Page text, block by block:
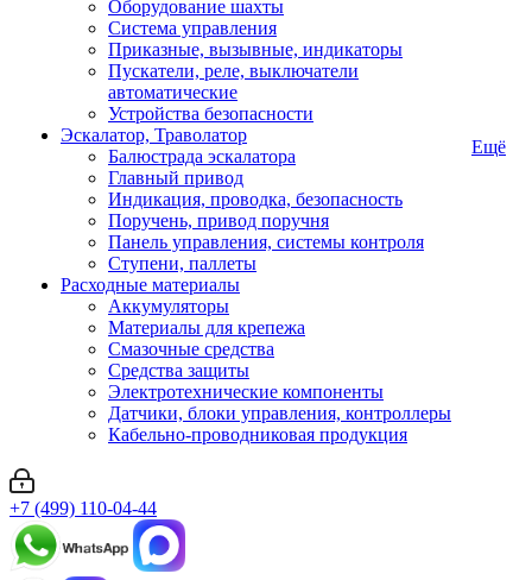
Оборудование шахты
Система управления
Приказные, вызывные, индикаторы
Пускатели, реле, выключатели
автоматические
Устройства безопасности
Эскалатор, Траволатор
Балюстрада эскалатора
Главный привод
Индикация, проводка, безопасность
Поручень, привод поручня
Панель управления, системы контроля
Ступени, паллеты
Расходные материалы
Аккумуляторы
Материалы для крепежа
Смазочные средства
Средства защиты
Электротехнические компоненты
Датчики, блоки управления, контроллеры
Кабельно-проводниковая продукция
Ещё
+7 (499) 110-04-44